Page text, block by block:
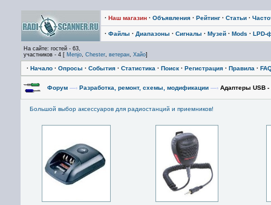
· Наш магазин · Объявления · Рейтинг · Статьи ·
· Файлы · Диапазоны · Сигналы · Музей · Mods · LPD-
На сайте: гостей - 63,
участников - 4 [ Menjo, Chester, ветеран, Хайо]
· Начало · Опросы · События · Статистика · Поиск · Регистрация · Правила ·
Форум —› Разработка, ремонт, схемы, модификации —› Адаптеры USB -
Большой выбор аксессуаров для радиостанций и приемников!